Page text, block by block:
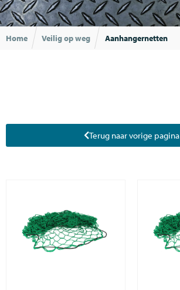
Home Veilig op weg Aanhangernetten
Terug naar vorige pagina